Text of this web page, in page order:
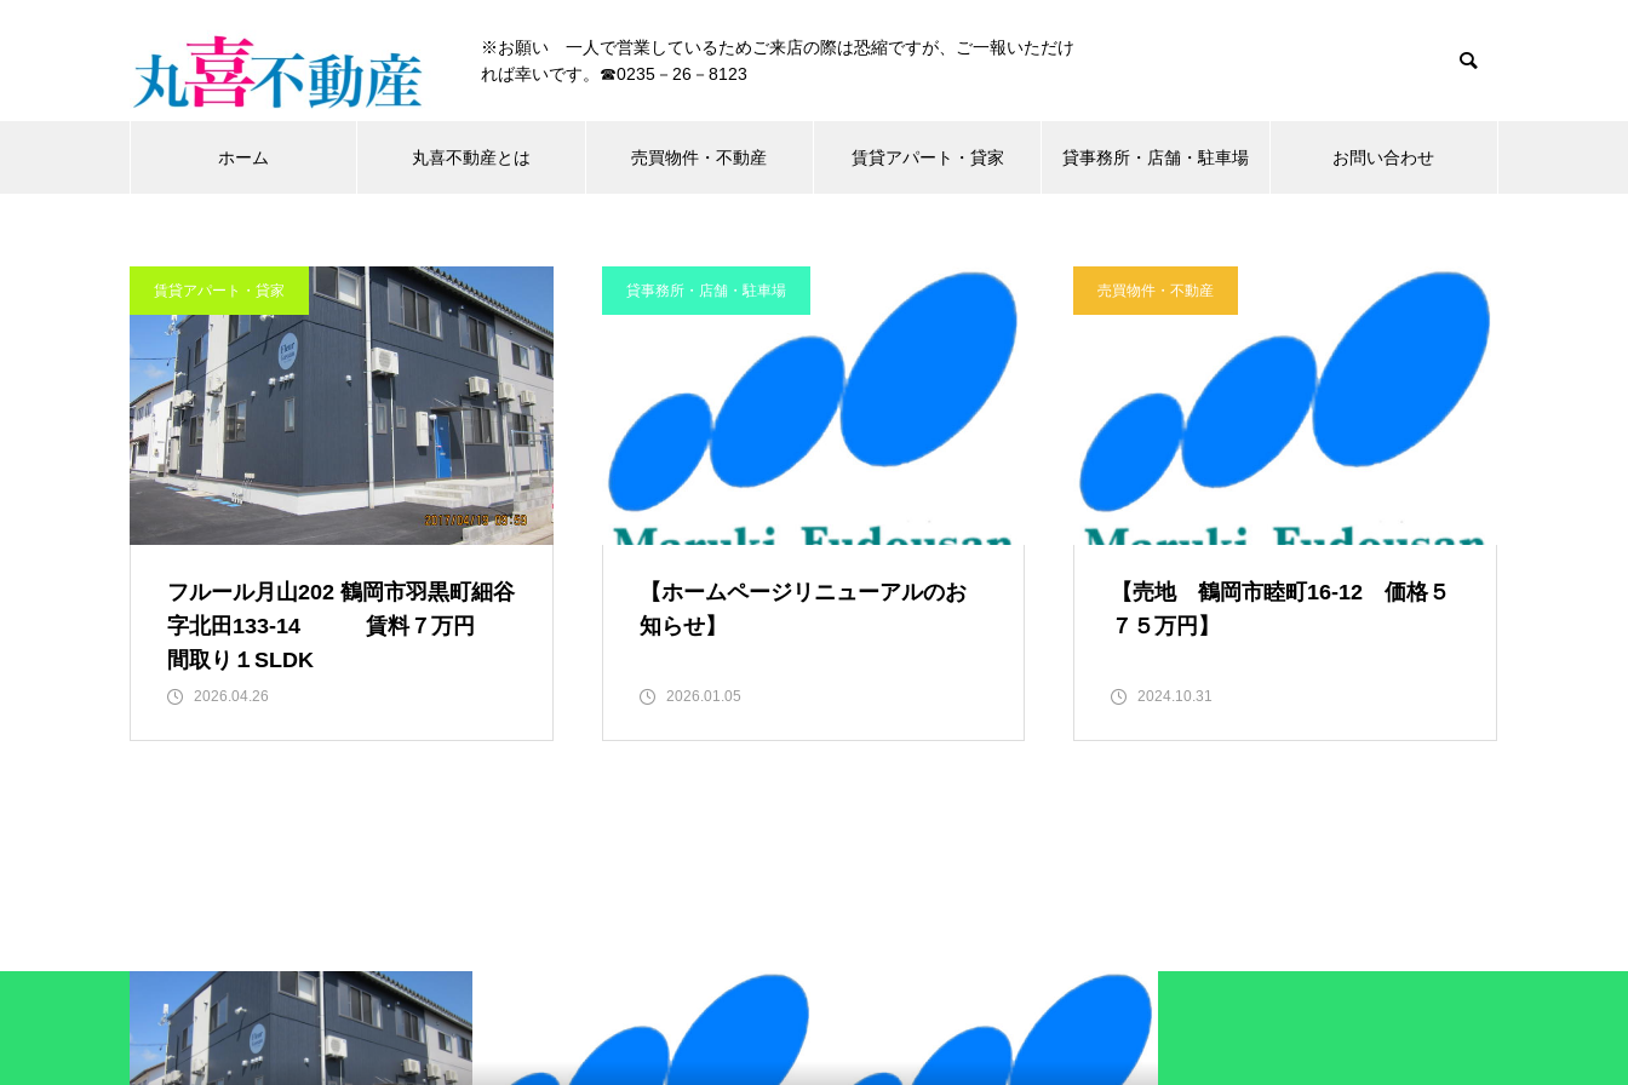
※お願い 一人で営業しているためご来店の際は恐縮ですが、ご一報いただけ
れば幸いです。☎0235－26－8123
ホーム 丸喜不動産とは 売買物件・不動産 賃貸アパート・貸家 貸事務所・店舗・駐車場 お問い合わせ
賃貸アパート・貸家
フルール月山202 鶴岡市羽黒町細谷
字北田133-14 賃料７万円
間取り１SLDK
2026.04.26
貸事務所・店舗・駐車場
【ホームページリニューアルのお
知らせ】
2026.01.05
売買物件・不動産
【売地 鶴岡市睦町16-12 価格５
７５万円】
2024.10.31